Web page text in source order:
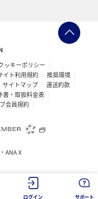
千葉県
タイ
函館 出張グルメ
マイルを使う
お祭り・イベント
韓国
ッキーポリシー
イト利用規約
推奨環境
サイトマップ
運送約款
書・取扱料金表
会員規約
ANA X
ログイン サポート